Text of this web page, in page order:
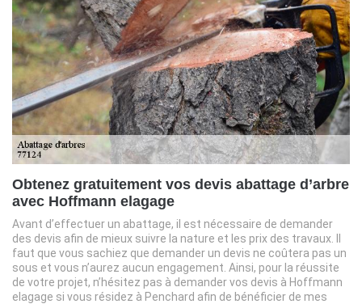
Obtenez gratuitement vos devis abattage d’arbre
avec Hoffmann elagage
Avant d’effectuer un abattage, il est nécessaire de demander
des devis afin de mieux suivre la nature et les prix des travaux. Il
faut que vous sachiez que demander un devis ne coûtera pas un
sous et vous n’aurez aucun engagement. Ainsi, pour la réussite
de votre projet, n’hésitez pas à demander vos devis à Hoffmann
elagage si vous résidez à Penchard afin de bénéficier de mes